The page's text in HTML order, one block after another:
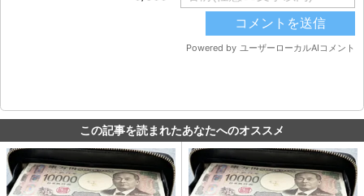
この記事を読まれたあなたへのオススメ